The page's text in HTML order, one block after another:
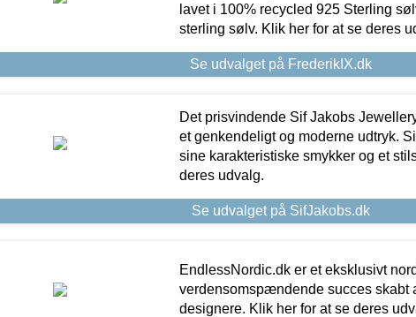
lavet i 100% recycled 925 Sterling
sterling sølv. Klik her for at se deres
Se udvalget på FrederikIX.dk
Det prisvindende Sif Jakobs
et genkendeligt og moderne udtryk.
sine karakteristiske smykker og et
deres udvalg.
Se udvalget på SifJakobs.dk
EndlessNordic.dk er et eksklusivt
verdensomspændende succes skabt
designere. Klik her for at se deres